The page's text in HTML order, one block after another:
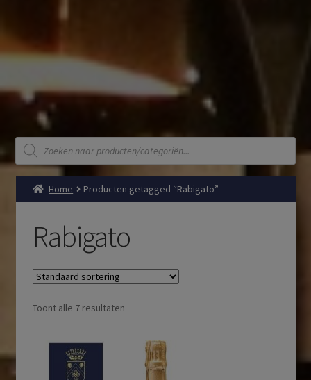
Producten
zoeken
Home Producten getagged “Rabigato”
Rabigato
Toont alle 7 resultaten